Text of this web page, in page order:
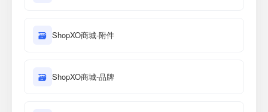
🗃 ShopXO商城-附件
🗃 ShopXO商城-品牌